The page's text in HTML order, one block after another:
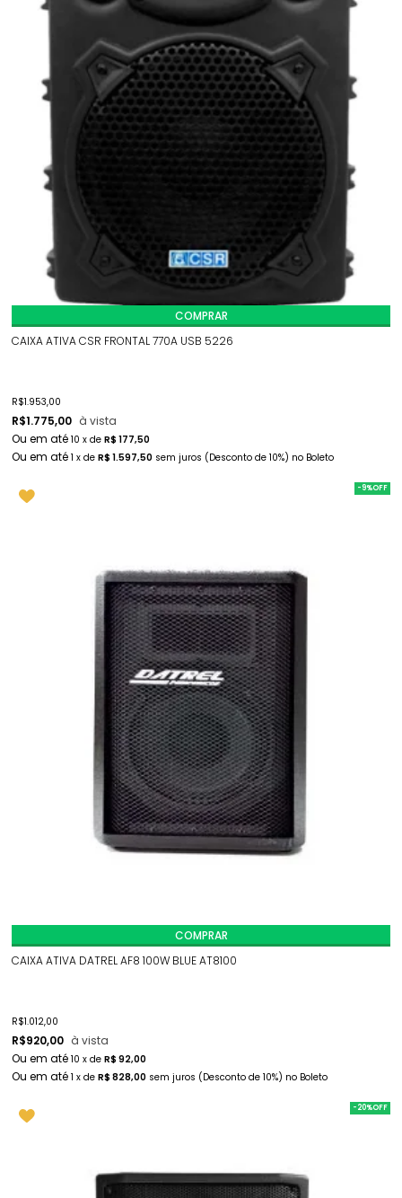
CAIXA ATIVA CSR FRONTAL 770A USB 5226
R$1.953,00
R$1.775,00 à vista
10 x de R$ 177,50
1 x de R$ 1.597,50 sem juros (Desconto de 10%) no Boleto
COMPRAR
-9%
CAIXA ATIVA DATREL AF8 100W BLUE AT8100
R$1.012,00
R$920,00 à vista
10 x de R$ 92,00
1 x de R$ 828,00 sem juros (Desconto de 10%) no Boleto
COMPRAR
-20%